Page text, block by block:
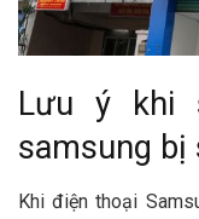
Lưu ý khi
samsung bị
Khi điện thoại